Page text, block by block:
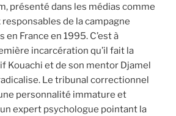
présenté dans les médias comme
responsables de la campagne
France en 1995. C’est à
incarcération qu’il fait la
Kouachi et de son mentor Djamel
Le tribunal correctionnel
personnalité immature et
expert psychologue pointant la